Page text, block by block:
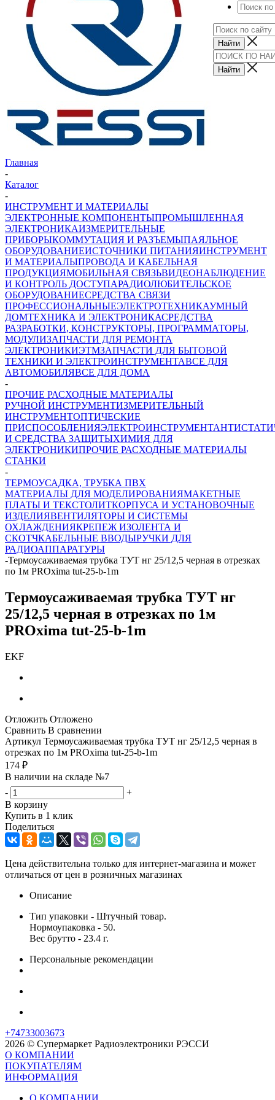
Главная
-
Каталог
-
ИНСТРУМЕНТ И МАТЕРИАЛЫ
ЭЛЕКТРОННЫЕ КОМПОНЕНТЫПРОМЫШЛЕННАЯ
ЭЛЕКТРОНИКАИЗМЕРИТЕЛЬНЫЕ
ПРИБОРЫКОММУТАЦИЯ И РАЗЪЕМЫПАЯЛЬНОЕ
ОБОРУДОВАНИЕИСТОЧНИКИ ПИТАНИЯИНСТРУМЕНТ
И МАТЕРИАЛЫПРОВОДА И КАБЕЛЬНАЯ
ПРОДУКЦИЯМОБИЛЬНАЯ СВЯЗЬВИДЕОНАБЛЮДЕНИЕ
И КОНТРОЛЬ ДОСТУПАРАДИОЛЮБИТЕЛЬСКОЕ
ОБОРУДОВАНИЕСРЕДСТВА СВЯЗИ
ПРОФЕССИОНАЛЬНЫЕЭЛЕКТРОТЕХНИКАУМНЫЙ
ДОМТЕХНИКА И ЭЛЕКТРОНИКАСРЕДСТВА
РАЗРАБОТКИ, КОНСТРУКТОРЫ, ПРОГРАММАТОРЫ,
МОДУЛИЗАПЧАСТИ ДЛЯ РЕМОНТА
ЭЛЕКТРОНИКИЭТМЗАПЧАСТИ ДЛЯ БЫТОВОЙ
ТЕХНИКИ И ЭЛЕКТРОИНСТРУМЕНТАВСЕ ДЛЯ
АВТОМОБИЛЯВСЕ ДЛЯ ДОМА
-
ПРОЧИЕ РАСХОДНЫЕ МАТЕРИАЛЫ
РУЧНОЙ ИНСТРУМЕНТИЗМЕРИТЕЛЬНЫЙ
ИНСТРУМЕНТОПТИЧЕСКИЕ
ПРИСПОСОБЛЕНИЯЭЛЕКТРОИНСТРУМЕНТ
И СРЕДСТВА ЗАЩИТЫХИМИЯ ДЛЯ
ЭЛЕКТРОНИКИПРОЧИЕ РАСХОДНЫЕ МАТЕРИАЛЫ
СТАНКИ
-
ТЕРМОУСАДКА, ТРУБКА ПВХ
МАТЕРИАЛЫ ДЛЯ МОДЕЛИРОВАНИЯМАКЕТНЫЕ
ПЛАТЫ И ТЕКСТОЛИТКОРПУСА И УСТАНОВОЧНЫЕ
ИЗДЕЛИЯВЕНТИЛЯТОРЫ И СИСТЕМЫ
ОХЛАЖДЕНИЯКРЕПЕЖ ИЗОЛЕНТА И
СКОТЧКАБЕЛЬНЫЕ ВВОДЫРУЧКИ ДЛЯ
РАДИОАППАРАТУРЫ
-Термоусаживаемая трубка ТУТ нг 25/12,5 черная в отрезках
по 1м PROxima tut-25-b-1m
Термоусаживаемая трубка ТУТ нг
25/12,5 черная в отрезках по 1м
PROxima tut-25-b-1m
EKF
Отложить Отложено
Сравнить В сравнении
Артикул Термоусаживаемая трубка ТУТ нг 25/12,5 черная в
отрезках по 1м PROxima tut-25-b-1m
174 ₽
В наличии на складе №7
-
+
В корзину
Купить в 1 клик
Поделиться
Цена действительна только для интернет-магазина и может
отличаться от цен в розничных магазинах
Описание
Тип упаковки - Штучный товар.
Нормоупаковка - 50.
Вес брутто - 23.4 г.
Персональные рекомендации
+74733003673
2026 © Супермаркет Радиоэлектроники РЭССИ
О КОМПАНИИ
ПОКУПАТЕЛЯМ
ИНФОРМАЦИЯ
О КОМПАНИИ